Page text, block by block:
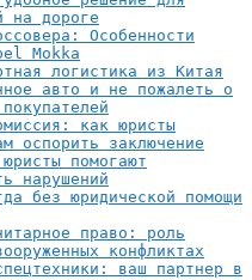
на дороге
Особенности
Mokka
логистика из Китая
авто и не пожалеть о
как юристы
оспорить заключение
помогают
нарушений
без юридической помощи
право: роль
конфликтах
ваш партнер в